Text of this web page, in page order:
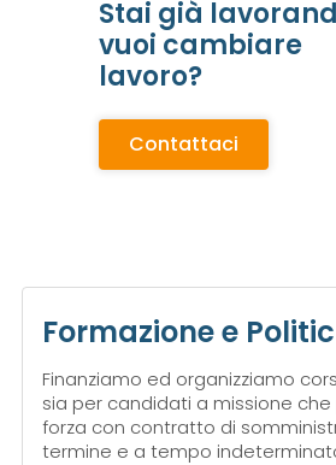
Stai già
vuoi cambiare
lavoro?
Contattaci
Formazione e
Finanziamo ed organizziamo
sia per candidati a missione
forza con contratto di
termine e a tempo